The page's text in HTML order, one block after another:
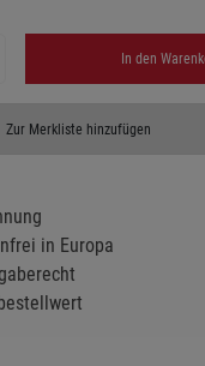
In den
Zur Merkliste hinzufügen
in Europa